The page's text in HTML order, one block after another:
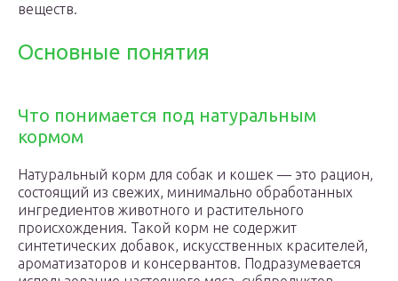
веществ.
Основные понятия
Что понимается под натуральным
кормом
Натуральный корм для собак и кошек — это рацион,
состоящий из свежих, минимально обработанных
ингредиентов животного и растительного
происхождения. Такой корм не содержит
синтетических добавок, искусственных красителей,
ароматизаторов и консервантов. Подразумевается